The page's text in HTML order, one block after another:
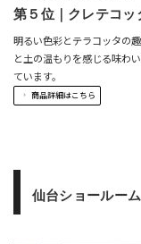
第５位｜クレテコッ
明るい色彩とテラコッタの
と土の温もりを感じる味わ
ています。
商品詳細はこちら
仙台ショールー